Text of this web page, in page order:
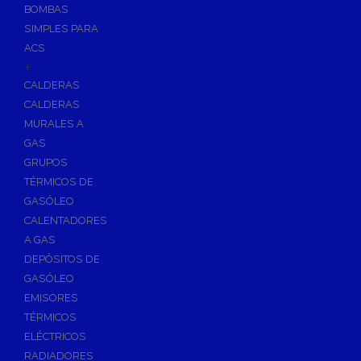
Sumideros para Piscinas
Accesorios para Piscinas
Productos Químicos para Piscinas
Reguladores de PH
Antialgas para Piscinas
Floculante para Piscinas
Cloro para Piscinas
Desinfección de Piscinas sin Cloro
Invernaje de Piscinas
Limpiadores de Piscinas
Kits Analizadores
Dosificadores
Riego, Jardín y Fuentes
BOMBAS
SIMPLES PARA
ACS
+
CALDERAS
CALDERAS
MURALES A
GAS
GRUPOS
TÉRMICOS DE
GASÓLEO
CALENTADORES
A GAS
DEPÓSITOS DE
GASÓLEO
EMISORES
TÉRMICOS
ELÉCTRICOS
RADIADORES